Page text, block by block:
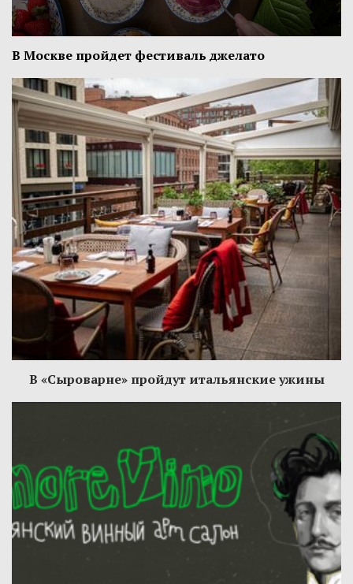
В Москве пройдет фестиваль джелато
В «Сыроварне» пройдут итальянские ужины